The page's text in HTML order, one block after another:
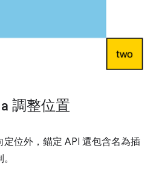
調整位置
定位外，錨定 API 還包含名為插